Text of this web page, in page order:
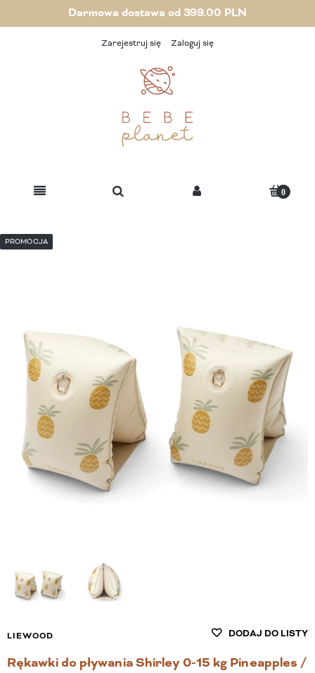
Darmowa dostawa od 399.00 PLN
Zarejestruj się Zaloguj się
PROMOCJA
DODAJ DO LISTY
LIEWOOD
Rękawki do pływania Shirley 0-15 kg Pineapples /